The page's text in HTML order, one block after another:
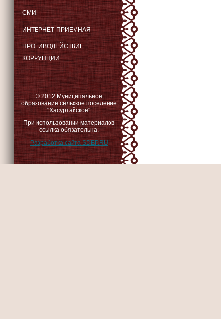
СМИ
ИНТЕРНЕТ-ПРИЕМНАЯ
ПРОТИВОДЕЙСТВИЕ
КОРРУПЦИИ
© 2012 Муниципальное
образование сельское поселение
"Хасуртайское"
При использовании материалов
ссылка обязательна.
Разработка сайта SDEP.RU